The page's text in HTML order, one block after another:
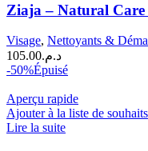
Natural
Care
Eau
tonifiant
|
ml
Ziaja – Natural
Visage, Nettoyants &
د.م.105.00
-50%Épuisé
Aperçu rapide
Ajouter à la liste de souhaits
Lire la suite